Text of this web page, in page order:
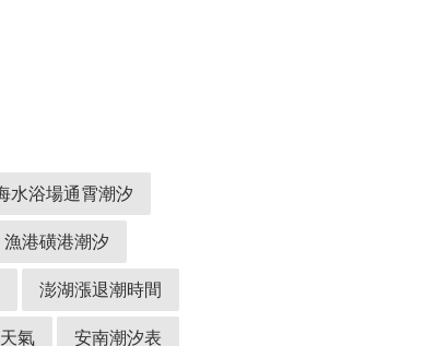
水浴場通霄潮汐
漁港磺港潮汐
澎湖漲退潮時間
氣 安南潮汐表